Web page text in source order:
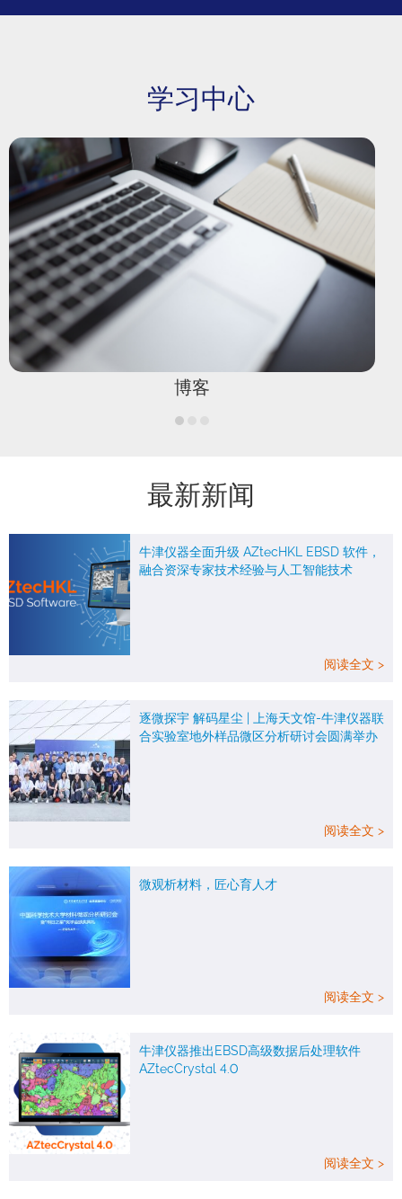
学习中心
博客
最新新闻
牛津仪器全面升级 AZtecHKL EBSD 软件，
融合资深专家技术经验与人工智能技术
阅读全文 >
逐微探宇 解码星尘 | 上海天文馆-牛津仪器联
合实验室地外样品微区分析研讨会圆满举办
阅读全文 >
微观析材料，匠心育人才
阅读全文 >
牛津仪器推出EBSD高级数据后处理软件
AZtecCrystal 4.0
阅读全文 >